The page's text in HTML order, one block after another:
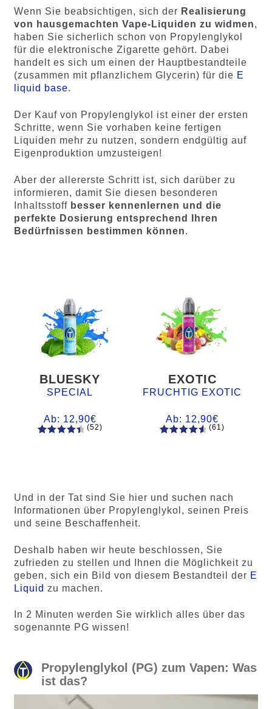
Wenn Sie beabsichtigen, sich der Realisierung
von hausgemachten Vape-Liquiden zu widmen,
haben Sie sicherlich schon von Propylenglykol
für die elektronische Zigarette gehört. Dabei
handelt es sich um einen der Hauptbestandteile
(zusammen mit pflanzlichem Glycerin) für die E
liquid base.
Der Kauf von Propylenglykol ist einer der ersten
Schritte, wenn Sie vorhaben keine fertigen
Liquiden mehr zu nutzen, sondern endgültig auf
Eigenproduktion umzusteigen!
Aber der allererste Schritt ist, sich darüber zu
informieren, damit Sie diesen besonderen
Inhaltsstoff besser kennenlernen und die
perfekte Dosierung entsprechend Ihren
Bedürfnissen bestimmen können.
BLUESKY
SPECIAL
Ab: 12,90€
d auf
Kundenb
ewertung
(52)
EXOTIC
FRUCHTIG EXOTIC
Ab: 12,90€
auf
Kundenb
(61)
Und in der Tat sind Sie hier und suchen nach
Informationen über Propylenglykol, seinen Preis
und seine Beschaffenheit.
Deshalb haben wir heute beschlossen, Sie
zufrieden zu stellen und Ihnen die Möglichkeit zu
geben, sich ein Bild von diesem Bestandteil der E
Liquid zu machen.
In 2 Minuten werden Sie wirklich alles über das
sogenannte PG wissen!
Propylenglykol (PG) zum Vapen: Was
ist das?